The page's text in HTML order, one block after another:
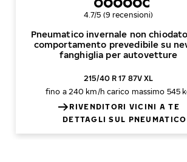
Pneumatico invernale non
comportamento prevedibile su
fanghiglia per autovetture
Valutazione complessiva
4.7/5 (9 recensioni)
215/40 R 17 87V XL
fino a 240 km/h carico massimo 545
RIVENDITORI VICINI A TE
DETTAGLI SUL PNEUMATICO